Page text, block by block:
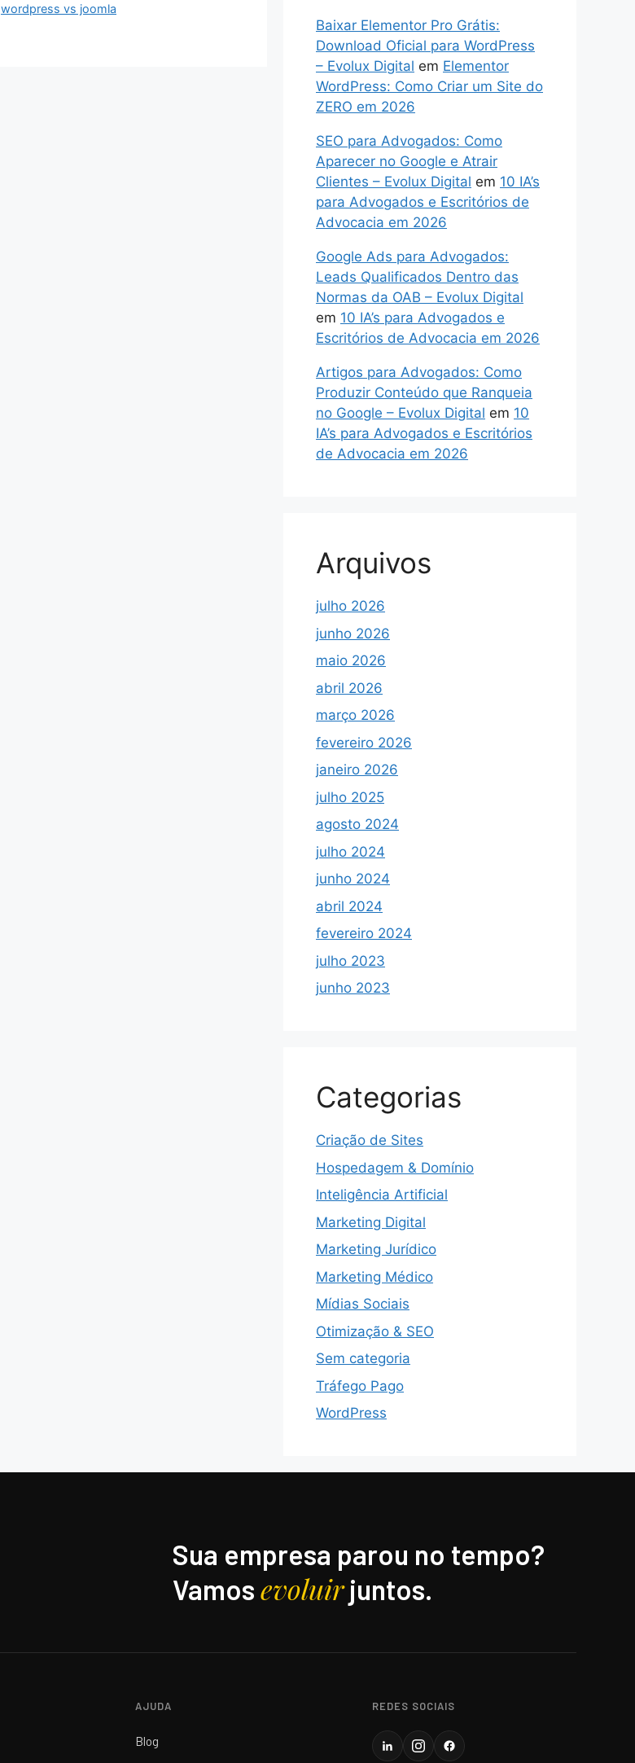
wordpress vs joomla
Baixar Elementor Pro Grátis:
Download Oficial para WordPress
– Evolux Digital em Elementor
WordPress: Como Criar um Site do
ZERO em 2026
SEO para Advogados: Como
Aparecer no Google e Atrair
Clientes – Evolux Digital em 10 IA’s
para Advogados e Escritórios de
Advocacia em 2026
Google Ads para Advogados:
Leads Qualificados Dentro das
Normas da OAB – Evolux Digital
em 10 IA’s para Advogados e
Escritórios de Advocacia em 2026
Artigos para Advogados: Como
Produzir Conteúdo que Ranqueia
no Google – Evolux Digital em 10
IA’s para Advogados e Escritórios
de Advocacia em 2026
Arquivos
julho 2026
junho 2026
maio 2026
abril 2026
março 2026
fevereiro 2026
janeiro 2026
julho 2025
agosto 2024
julho 2024
junho 2024
abril 2024
fevereiro 2024
julho 2023
junho 2023
Categorias
Criação de Sites
Hospedagem & Domínio
Inteligência Artificial
Marketing Digital
Marketing Jurídico
Marketing Médico
Mídias Sociais
Otimização & SEO
Sem categoria
Tráfego Pago
WordPress
Sua empresa parou no tempo?
Vamosevoluirjuntos.
AJUDA
Blog
REDES SOCIAIS